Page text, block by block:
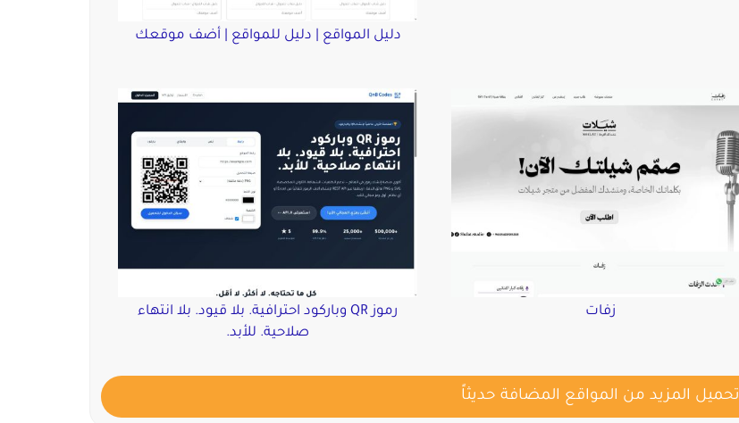
دليل المواقع | دليل للمواقع | أضف موقعك
زفات
رموز QR وباركود احترافية. بلا قيود. بلا انتهاء
صلاحية. للأبد.
تحميل المزيد من المواقع المضافة حديثاً